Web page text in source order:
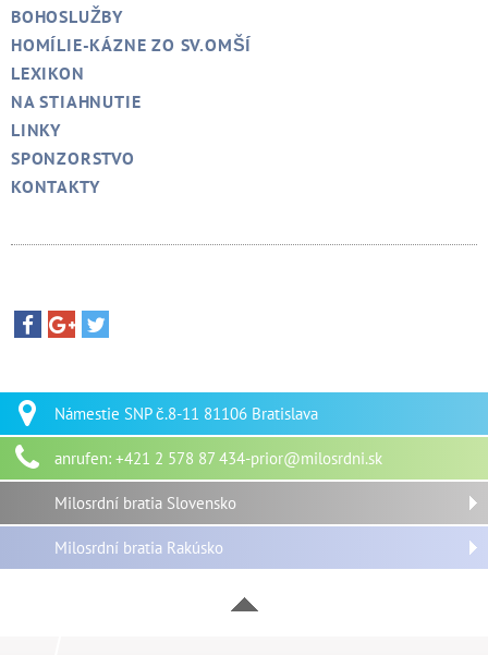
BOHOSLUŽBY
HOMÍLIE-KÁZNE ZO SV.OMŠÍ
LEXIKON
NA STIAHNUTIE
LINKY
SPONZORSTVO
KONTAKTY
Námestie SNP č.8-11 81106 Bratislava
anrufen: +421 2 578 87 434-prior@milosrdni.sk
Milosrdní bratia Slovensko
Milosrdní bratia Rakúsko